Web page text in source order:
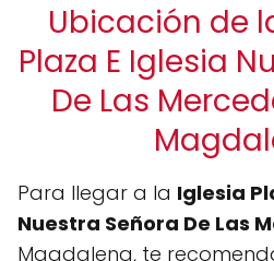
Ubicación de
Plaza E Iglesia
De Las
Para llegar a la Iglesia
Nuestra Señora De Las
Magdalena, te